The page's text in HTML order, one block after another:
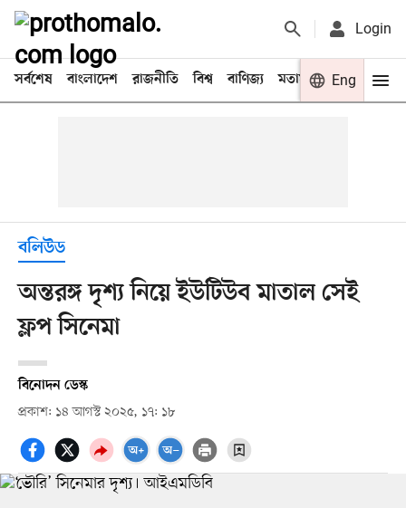
Login
সর্বশেষ বাংলাদেশ রাজনীতি বিশ্ব বাণিজ্য মতামত খেলা
Eng
বলিউড
অন্তরঙ্গ দৃশ্য নিয়ে ইউটিউব মাতাল সেই
ফ্লপ সিনেমা
বিনোদন ডেস্ক
প্রকাশ: ১৪ আগস্ট ২০২৫, ১৭: ১৮